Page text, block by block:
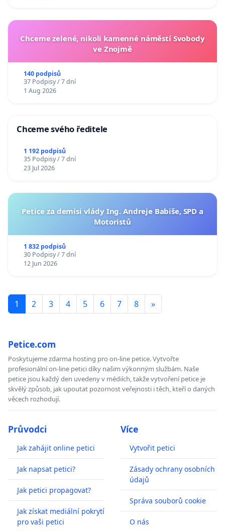
Chceme zelené, nikoli kamenné náměstí Svobody
ve Znojmě
140 podpisů
37 Podpisy / 7 dní
1 Aug 2026
Chceme svého ředitele
1 192 podpisů
35 Podpisy / 7 dní
23 Jul 2026
Petice za demisi vlády Ing. Andreje Babiše, SPD a
Motoristů
1 832 podpisů
30 Podpisy / 7 dní
12 Jun 2026
1 2 3 4 5 6 7 8 »
Petice.com
Poskytujeme zdarma hosting pro on-line petice. Vytvořte
profesionální on-line petici díky našim výkonným službám. Naše
petice jsou každý den uvedeny v médiích, takže vytvoření petice je
skvělý způsob, jak upoutat pozornost veřejnosti i těch, kteří o daných
věcech rozhodují.
Průvodci
Jak zahájit online petici
Jak napsat petici?
Jak petici propagovat?
Jak získat mediální pokrytí
pro vaši petici
Více
Vytvořit petici
Zásady ochrany osobních
údajů
Správa souborů cookie
O nás